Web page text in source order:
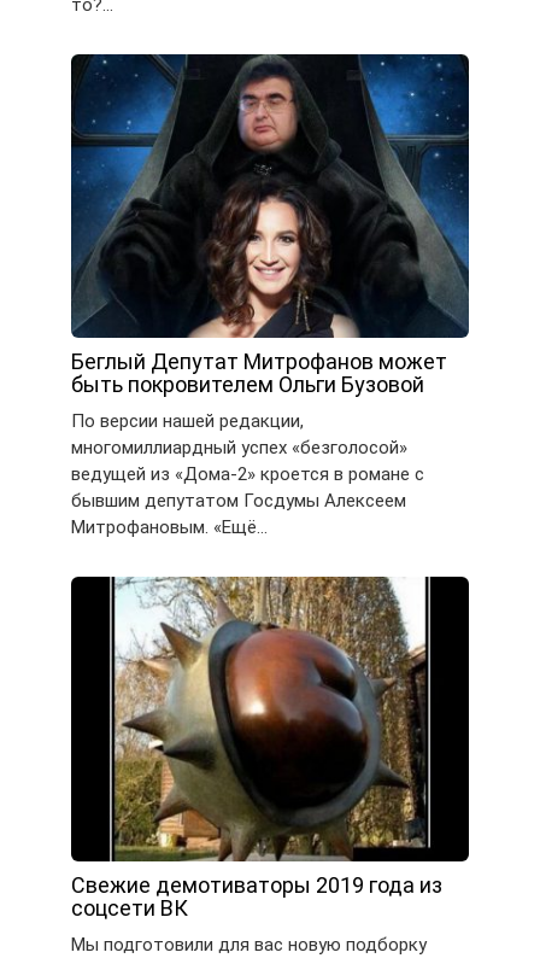
то?…
Беглый Депутат Митрофанов может
быть покровителем Ольги Бузовой
По версии нашей редакции,
многомиллиардный успех «безголосой»
ведущей из «Дома-2» кроется в романе с
бывшим депутатом Госдумы Алексеем
Митрофановым. «Ещё…
Свежие демотиваторы 2019 года из
соцсети ВК
Мы подготовили для вас новую подборку